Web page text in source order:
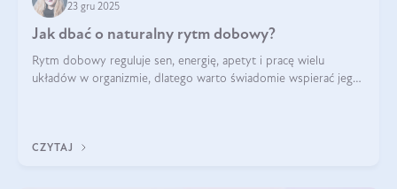
23 gru 2025
Jak dbać o naturalny rytm dobowy?
Rytm dobowy reguluje sen, energię, apetyt i pracę wielu
układów w organizmie, dlatego warto świadomie wspierać jego
CZYTAJ